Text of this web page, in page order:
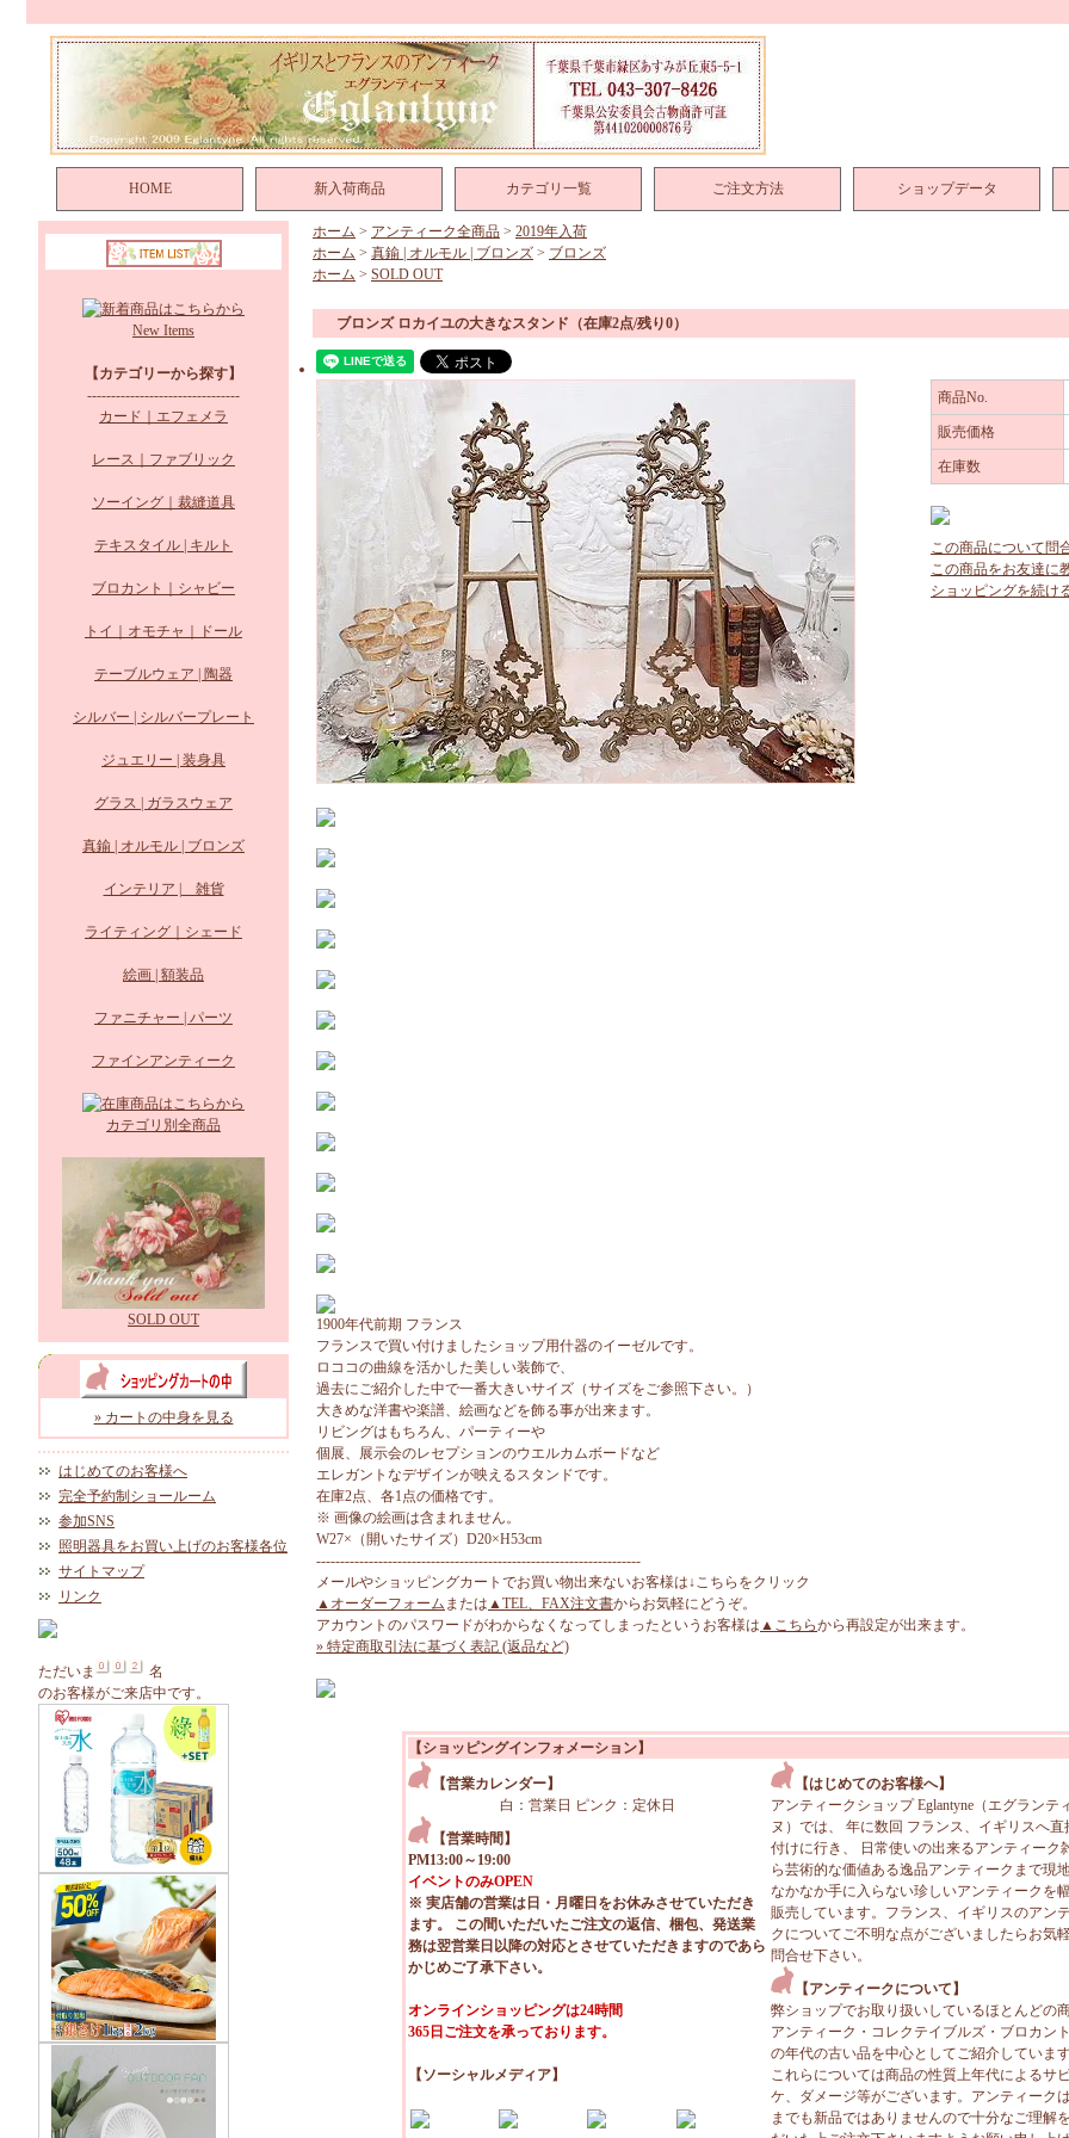
HOME 新入荷商品 カテゴリ一覧 ご注文方法 ショップデータ
New Items
【カテゴリーから探す】
--------------------------------
カード｜エフェメラ
レース｜ファブリック
ソーイング｜裁縫道具
テキスタイル | キルト
ブロカント｜シャビー
トイ｜オモチャ｜ドール
テーブルウェア | 陶器
シルバー | シルバープレート
ジュエリー | 装身具
グラス | ガラスウェア
真鍮 | オルモル | ブロンズ
インテリア | 雑貨
ライティング｜シェード
絵画 | 額装品
ファニチャー | パーツ
ファインアンティーク
カテゴリ別全商品
SOLD OUT
» カートの中身を見る
はじめてのお客様へ
完全予約制ショールーム
参加SNS
照明器具をお買い上げのお客様各位
サイトマップ
リンク
ただいま
名
のお客様がご来店中です。
ホーム > アンティーク全商品 > 2019年入荷
ホーム > 真鍮 | オルモル | ブロンズ > ブロンズ
ホーム > SOLD OUT
ブロンズ ロカイユの大きなスタンド （在庫2点/残り0）
商品No.
販売価格
在庫数
この商品について問
この商品をお友達に
ショッピングを続け
1900年代前期 フランス
フランスで買い付けましたショップ用什器のイーゼルです。
ロココの曲線を活かした美しい装飾で、
過去にご紹介した中で一番大きいサイズ（サイズをご参照下さい。）
大きめな洋書や楽譜、絵画などを飾る事が出来ます。
リビングはもちろん、パーティーや
個展、展示会のレセプションのウエルカムボードなど
エレガントなデザインが映えるスタンドです。
在庫2点、各1点の価格です。
※ 画像の絵画は含まれません。
W27×（開いたサイズ）D20×H53cm
--------------------------------------------------------------------
メールやショッピングカートでお買い物出来ないお客様は↓こちらをクリック
▲オーダーフォーム または ▲TEL、FAX注文書からお気軽にどうぞ。
アカウントのパスワードがわからなくなってしまったというお客様は ▲こちらから再設定が出来ます。
» 特定商取引法に基づく表記 (返品など)
【ショッピングインフォメーション】
【営業カレンダー】
白：営業日 ピンク：定休日
【営業時間】
PM13:00～19:00
イベントのみOPEN
※ 実店舗の営業は日・月曜日をお休みさせていただき
ます。 この間いただいたご注文の返信、梱包、発送業
務は翌営業日以降の対応とさせていただきますのであら
かじめご了承下さい。
オンラインショッピングは24時間
365日ご注文を承っております。
【ソーシャルメディア】
【はじめてのお客様へ】
アンティークショップ Eglantyne（エグランテ
ヌ）では、 年に数回 フランス、イギリスへ直
付けに行き、 日常使いの出来るアンティーク
ら芸術的な価値ある逸品アンティークまで現
なかなか手に入らない珍しいアンティークを
販売しています。フランス、イギリスのアン
クについてご不明な点がございましたらお気
問合せ下さい。
【アンティークについて】
弊ショップでお取り扱いしているほとんどの
アンティーク・コレクテイブルズ・ブロカン
の年代の古い品を中心としてご紹介しています
これらについては商品の性質上年代によるサ
ケ、ダメージ等がございます。アンティーク
までも新品ではありませんので十分なご理解